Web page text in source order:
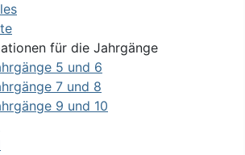
für die Jahrgänge
5 und 6
7 und 8
9 und 10